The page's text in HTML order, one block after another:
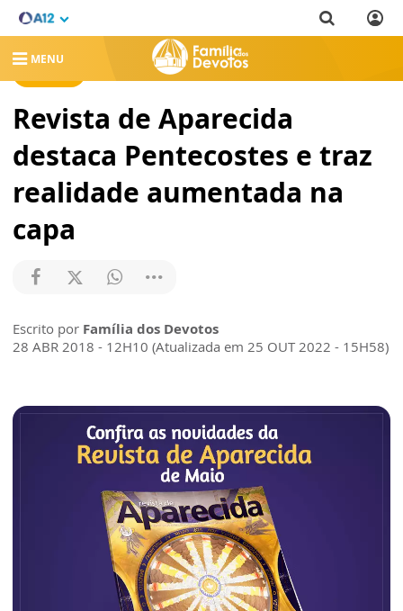
MENU
Revista de Aparecida
destaca Pentecostes e traz
realidade aumentada na
capa
Escrito por Família dos Devotos
28 ABR 2018 - 12H10 (Atualizada em 25 OUT 2022 - 15H58)